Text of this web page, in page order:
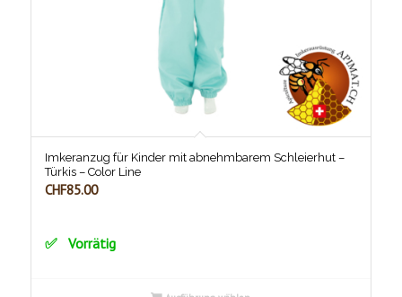
Imkeranzug für Kinder mit abnehmbarem Schleierhut –
Türkis – Color Line
CHF85.00
Vorrätig